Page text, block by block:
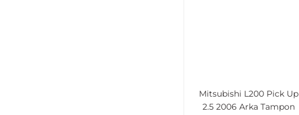
Mitsubishi L200 Pick Up
2.5 2006 Arka Tampon